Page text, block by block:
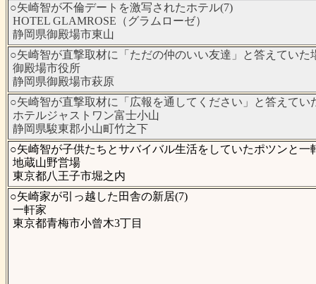
○矢崎智が不倫デートを激写されたホテル(7)
HOTEL GLAMROSE（グラムローゼ）
静岡県御殿場市東山
○矢崎智が直撃取材に「ただの仲のいい友達」と答えていた
御殿場市役所
静岡県御殿場市萩原
○矢崎智が直撃取材に「広報を通してください」と答えてい
ホテルジャストワン富士小山
静岡県駿東郡小山町竹之下
○矢崎智が子供たちとサバイバル生活をしていたポツンと一
地蔵山野営場
東京都八王子市堀之内
○矢崎家が引っ越した田舎の新居(7)
一軒家
東京都青梅市小曾木3丁目